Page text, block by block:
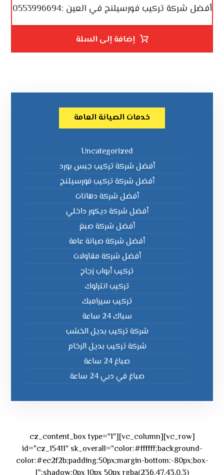
أفضل شركة تركيب فورسيلنج في العين :0553996694
إضافة إلى السلة
خدمات الصيانة العامة
Uncategorized
أفضل شركة تركيب جبس بورد
أفضل شركة تركيب فورسيلنج
أفضل شركة دهانات
أفضل شركة ديكور داخلي
أفضل شركة صبغ
أفضل شركة صيانة عامة
أفضل شركة مقاولات
تركيب أبواب زجاج
تركيب انترلوك
تركيب سيرامبك
سباك 24 ساعة
شركة تركيب بديل الخشب
شركة تركيب بديل الرخام
صباغ 24 ساعة
صباغ في دبي 24 ساعة
[vc_row][vc_column][cz_content_box type="1"
id="cz_15411" sk_overall="color:#ffffff;background-
color:#ec2f2b;padding:50px;margin-bottom:-80px;box-